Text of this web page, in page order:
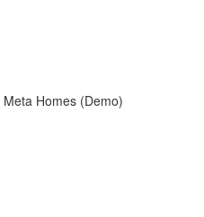
Meta Homes (Demo)